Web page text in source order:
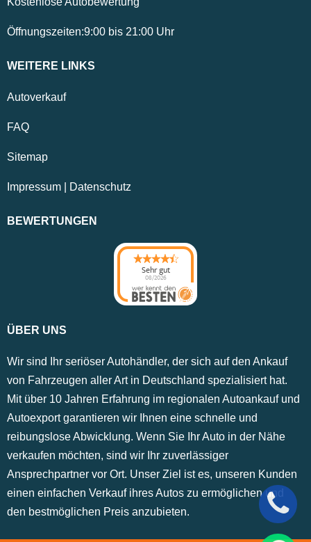
Öffnungszeiten:9:00 bis 21:00 Uhr
WEITERE LINKS
Autoverkauf
FAQ
Sitemap
Impressum Datenschutz
BEWERTUNGEN
Sehr gut
08/2026
ÜBER UNS
Wir sind Ihr seriöser Autohändler, der sich auf den Ankauf
von Fahrzeugen aller Art in Deutschland spezialisiert hat.
Mit über 10 Jahren Erfahrung im regionalen Autoankauf und
Autoexport garantieren wir Ihnen eine schnelle und
reibungslose Abwicklung. Wenn Sie Ihr Auto in der Nähe
verkaufen möchten, sind wir Ihr zuverlässiger
Ansprechpartner vor Ort. Unser Ziel ist es, unseren Kunden
einen einfachen Verkauf ihres Autos zu ermöglichen und
den bestmöglichen Preis anzubieten.